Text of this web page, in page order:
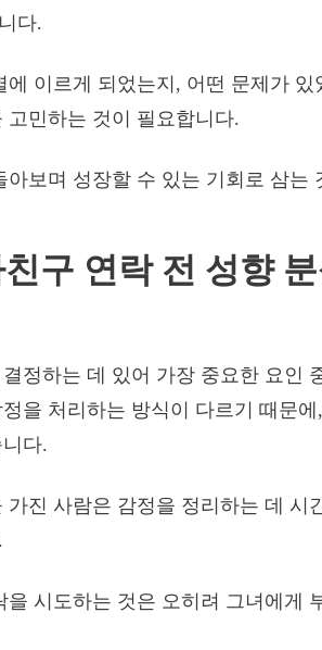
다.
이르게 되었는지, 어떤 문제가
민하는 것이 필요합니다.
보며 성장할 수 있는 기회로 삼는
구 연락 전 성향 분
정하는 데 있어 가장 중요한 요인
을 처리하는 방식이 다르기 때문
다.
진 사람은 감정을 정리하는 데 시
시도하는 것은 오히려 그녀에게